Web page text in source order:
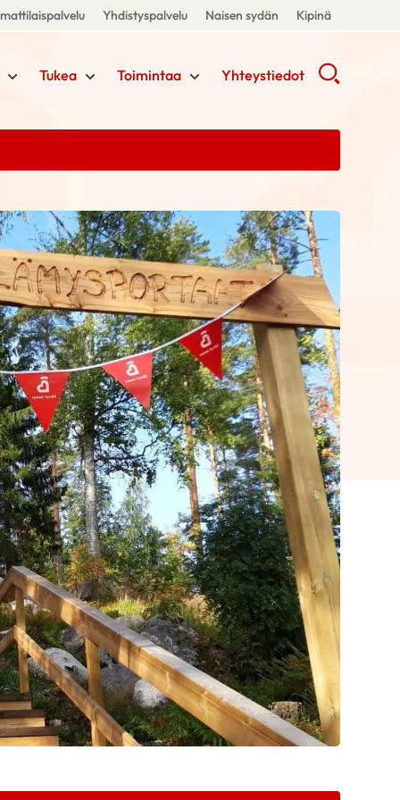
Yhdistyspalvelu Naisen sydän Kipinä
Tukea Toimintaa Yhteystiedot